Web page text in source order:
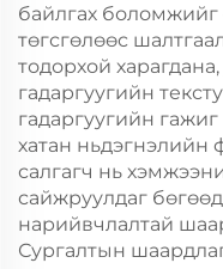
байлгах боломжийг
төгсгөлөөс
тодорхой
гадаргуугийн
гадаргуугийн
хатан
салгагч нь
сайжруулдаг
нарийвчлалтай
Сургалтын